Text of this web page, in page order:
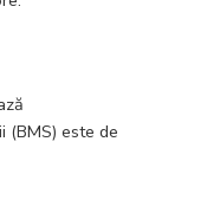
(BMS) este de